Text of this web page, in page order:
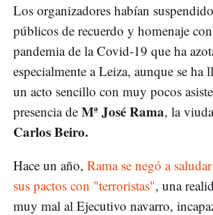
Los organizadores habían
públicos de recuerdo y homenaje
pandemia de la Covid-19 que ha
especialmente a Leiza, aunque se ha
un acto sencillo con muy pocos
presencia de Mª José Rama, la
Carlos Beiro.
Hace un año, Rama se negó a
sus pactos con "terroristas", una
muy mal al Ejecutivo navarro,